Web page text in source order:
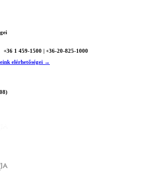
+36 1 459-1500 | +36-20-825-1000
elérhetőségei →